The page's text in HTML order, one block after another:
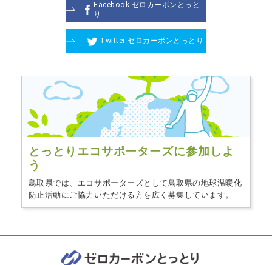
Facebook ゼロカーボンとっと
り
Twitter ゼロカーボンとっとり
とっとりエコサポーターズに参加しよ
う
鳥取県では、エコサポーターズとして鳥取県の地球温暖化
防止活動にご協力いただける方を広く募集しています。